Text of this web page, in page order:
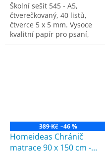
5
hvězdiček.
Školní sešit 545 - A5,
čtverečkovaný, 40 listů,
čtverce 5 x 5 mm. Vysoce
kvalitní papír pro psaní,
kreslení i rýsování. A5
389 Kč –46 %
Homeideas Chránič
matrace 90 x 150 cm -